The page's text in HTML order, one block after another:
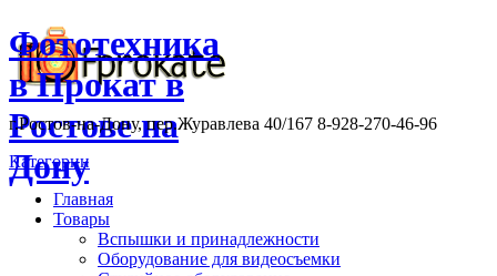
Фототехника
в Прокат в
Ростове на
Дону
г.Ростов-на-Дону, пер.Журавлева 40/167 8-928-270-46-96
Категории
Главная
Товары
Вспышки и принадлежности
Оборудование для видеосъемки